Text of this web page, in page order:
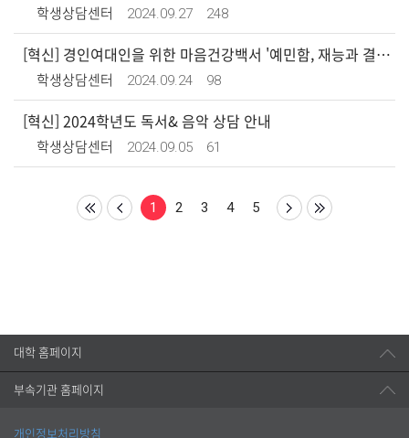
학생상담센터 2024.09.27 248
[혁신] 경인여대인을 위한 마음건강백서 '예민함, 재능과 결점사이'
학생상담센터 2024.09.24 98
[혁신] 2024학년도 독서& 음악 상담 안내
학생상담센터 2024.09.05 61
1 2 3 4 5
대학 홈페이지
부속기관 홈페이지
개인정보처리방침